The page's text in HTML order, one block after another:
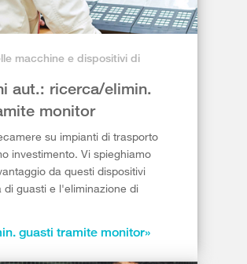
macchine e dispositivi di
aut.: ricerca/elimin.
monitor
su impianti di trasporto
investimento. Vi spieghiamo
da questi dispositivi
di guasti e l'eliminazione di
guasti tramite monitor»